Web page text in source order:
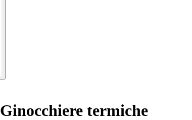
Ginocchiere termiche